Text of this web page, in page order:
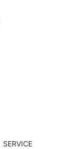
SERVICE